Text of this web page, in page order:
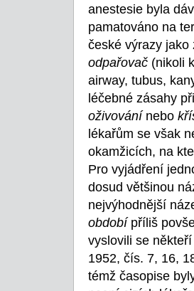
anestesie byla
pamatováno na
české výrazy
odpařovač (nikoli
airway, tubus,
léčebné zásahy
oživování nebo
lékařům se však
okamžicích, na
Pro vyjádření
dosud většinou
nejvýhodnější
období příliš
vyslovili se
1952, čís. 7, 16,
témž časopise